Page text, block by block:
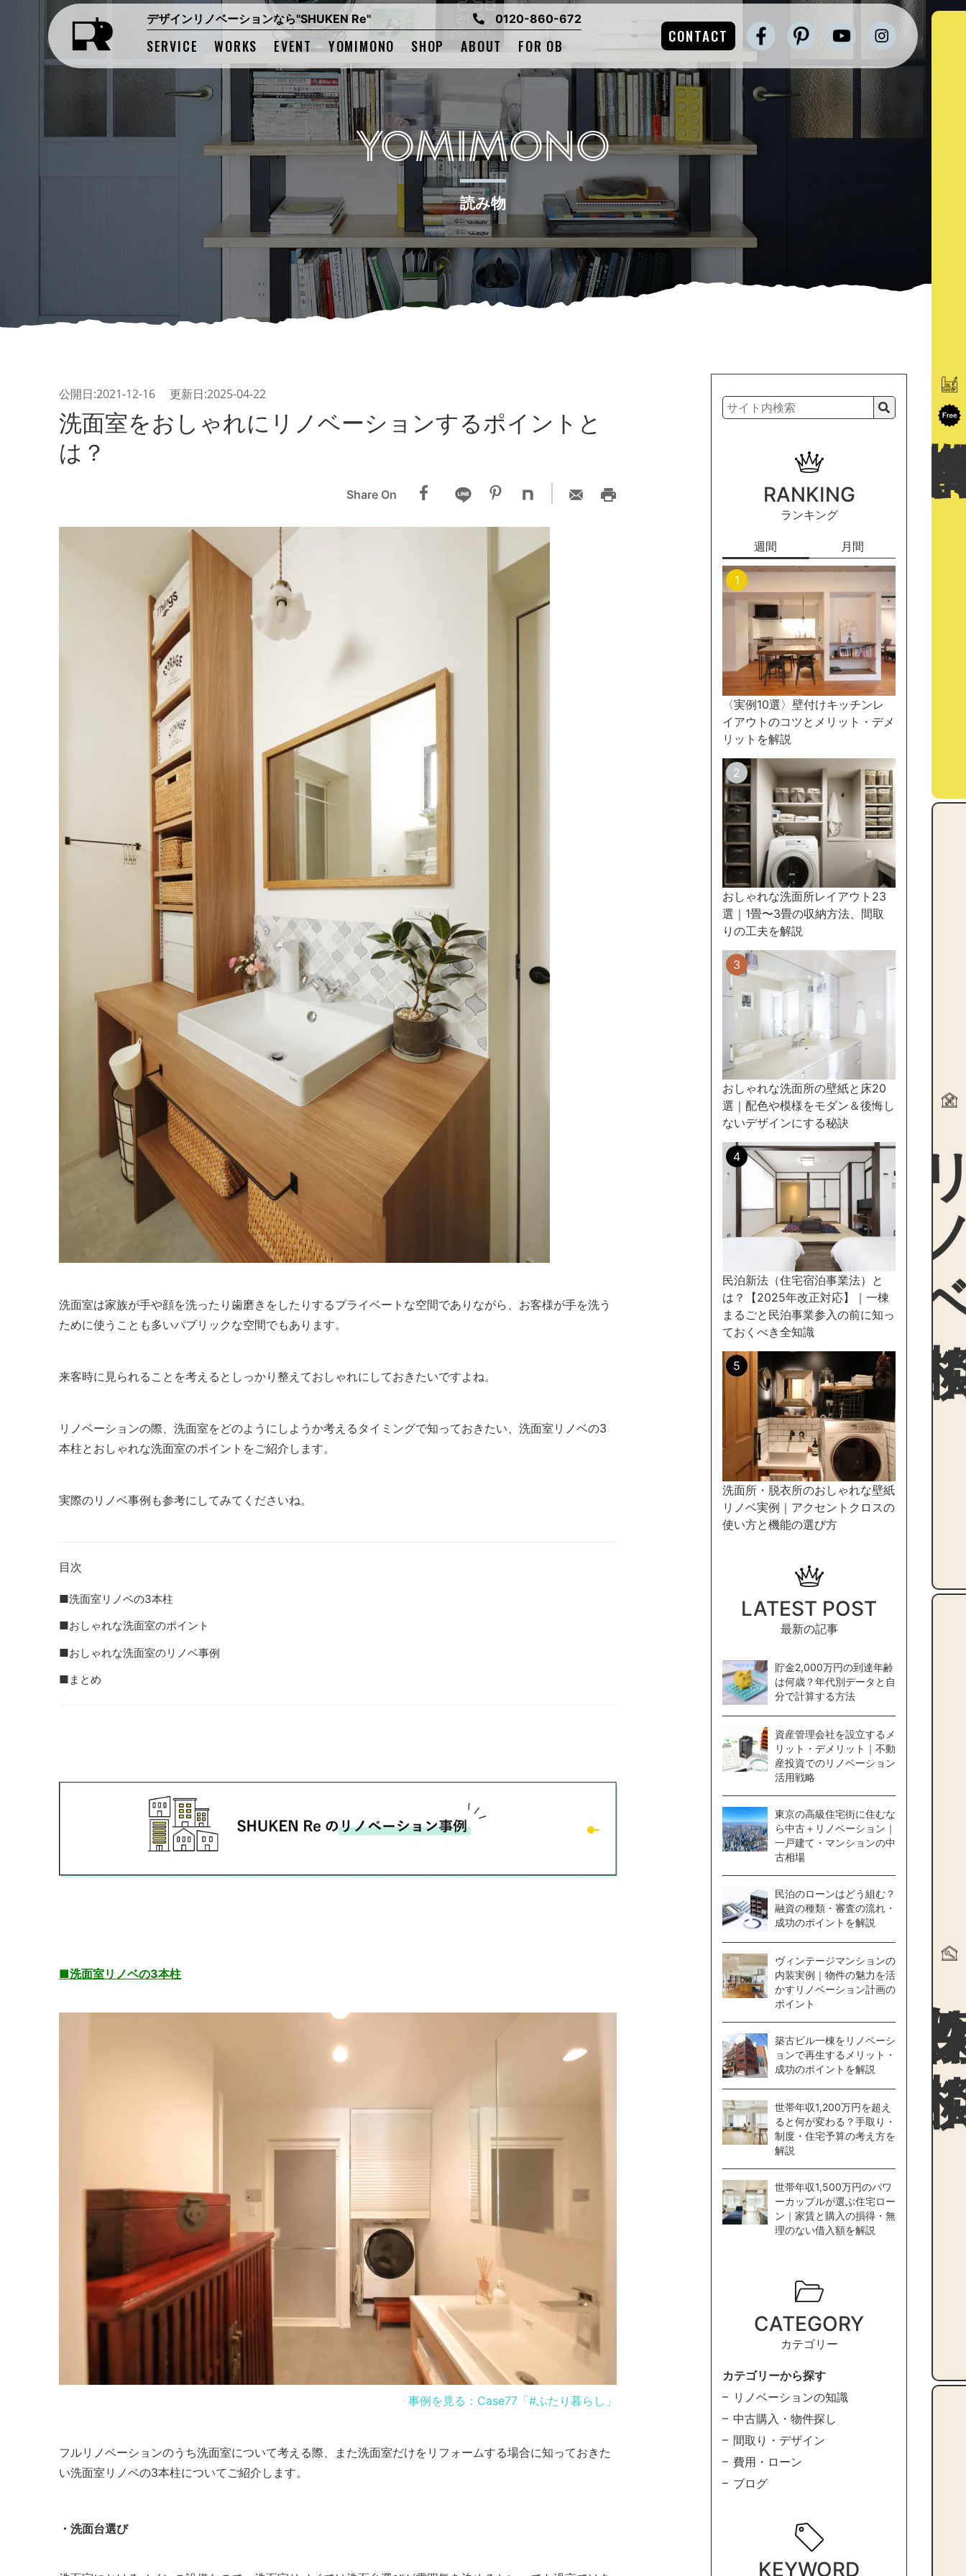
デザインリノベーションなら"SHUKEN Re" 0120-860-672
SERVICE WORKS EVENT YOMIMONO SHOP ABOUT FOR OB
CONTACT
YOMIMONO
読み物
公開日:2021-12-16 更新日:2025-04-22
洗面室をおしゃれにリノベーションするポイントと
は？
Share On
洗面室は家族が手や顔を洗ったり歯磨きをしたりするプライベートな空間でありながら、お客様が手を洗う
ために使うことも多いパブリックな空間でもあります。
来客時に見られることを考えるとしっかり整えておしゃれにしておきたいですよね。
リノベーションの際、洗面室をどのようにしようか考えるタイミングで知っておきたい、洗面室リノベの3
本柱とおしゃれな洗面室のポイントをご紹介します。
実際のリノベ事例も参考にしてみてくださいね。
目次
■洗面室リノベの3本柱
■おしゃれな洗面室のポイント
■おしゃれな洗面室のリノベ事例
■まとめ
■洗面室リノベの3本柱
事例を見る：Case77「#ふたり暮らし」
フルリノベーションのうち洗面室について考える際、また洗面室だけをリフォームする場合に知っておきた
い洗面室リノベの3本柱についてご紹介します。
・洗面台選び
RANKING
ランキング
週間 月間
〈実例10選〉壁付けキッチンレ
イアウトのコツとメリット・デメ
リットを解説
おしゃれな洗面所レイアウト23
選｜1畳〜3畳の収納方法、間取
りの工夫を解説
おしゃれな洗面所の壁紙と床20
選｜配色や模様をモダン＆後悔し
ないデザインにする秘訣
民泊新法（住宅宿泊事業法）と
は？【2025年改正対応】｜一棟
まるごと民泊事業参入の前に知っ
ておくべき全知識
洗面所・脱衣所のおしゃれな壁紙
リノベ実例｜アクセントクロスの
使い方と機能の選び方
LATEST POST
最新の記事
貯金2,000万円の到達年齢
は何歳？年代別データと自
分で計算する方法
資産管理会社を設立するメ
リット・デメリット｜不動
産投資でのリノベーション
活用戦略
東京の高級住宅街に住むな
ら中古＋リノベーション｜
一戸建て・マンションの中
古相場
民泊のローンはどう組む？
融資の種類・審査の流れ・
成功のポイントを解説
ヴィンテージマンションの
内装実例｜物件の魅力を活
かすリノベーション計画の
ポイント
築古ビル一棟をリノベーシ
ョンで再生するメリット・
成功のポイントを解説
世帯年収1,200万円を超え
ると何が変わる？手取り・
制度・住宅予算の考え方を
解説
世帯年収1,500万円のパワ
ーカップルが選ぶ住宅ロー
ン｜家賃と購入の損得・無
理のない借入額を解説
CATEGORY
カテゴリー
カテゴリーから探す
リノベーションの知識
中古購入・物件探し
間取り・デザイン
費用・ローン
ブログ
KEYWORD
リ
物